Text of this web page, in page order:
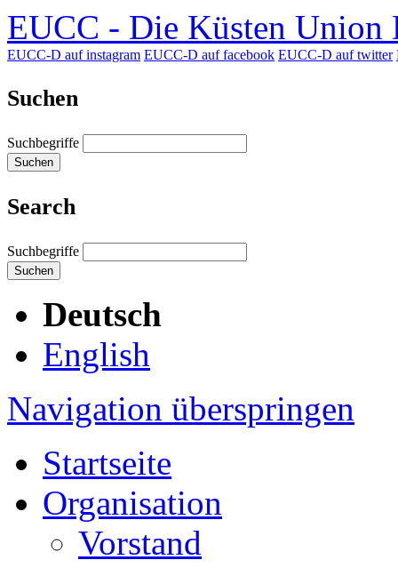
EUCC - Die Küsten Union
EUCC-D auf instagram EUCC-D auf facebook EUCC-D auf twitter
Suchen
Suchbegriffe
Suchen
Search
Suchbegriffe
Suchen
Deutsch
English
Navigation überspringen
Startseite
Organisation
Vorstand